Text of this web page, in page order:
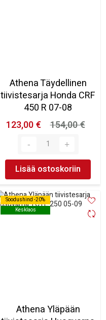
Athena Täydellinen
tiivistesarja Honda CRF
450 R 07-08
123,00 €
154,00 €
Lisää ostoskoriin
Soodushind -20%
Kesklaos
Soodushind -20%
Kesklaos
Athena Yläpään